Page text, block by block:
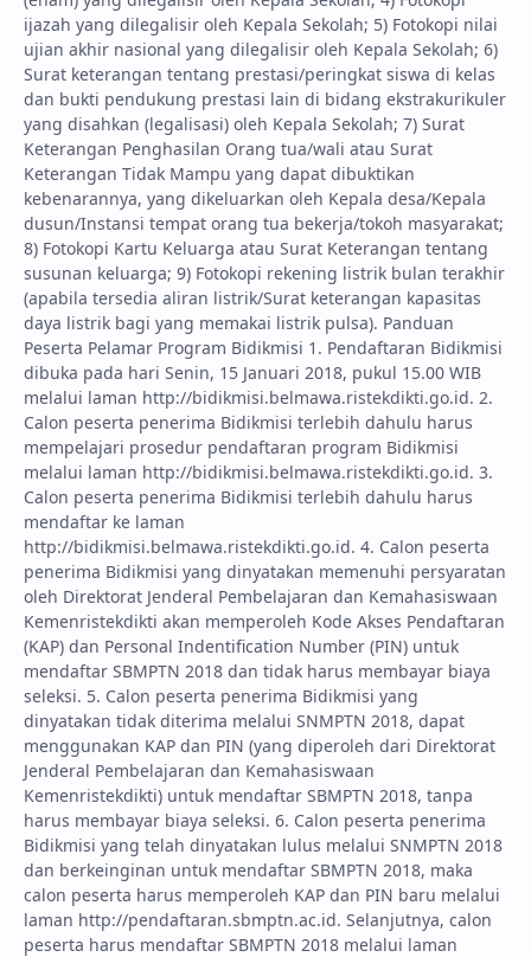
ijazah yang dilegalisir oleh Kepala Sekolah; 5) Fotokopi nilai
ujian akhir nasional yang dilegalisir oleh Kepala Sekolah; 6)
Surat keterangan tentang prestasi/peringkat siswa di kelas
dan bukti pendukung prestasi lain di bidang ekstrakurikuler
yang disahkan (legalisasi) oleh Kepala Sekolah; 7) Surat
Keterangan Penghasilan Orang tua/wali atau Surat
Keterangan Tidak Mampu yang dapat dibuktikan
kebenarannya, yang dikeluarkan oleh Kepala desa/Kepala
dusun/Instansi tempat orang tua bekerja/tokoh masyarakat;
8) Fotokopi Kartu Keluarga atau Surat Keterangan tentang
susunan keluarga; 9) Fotokopi rekening listrik bulan terakhir
(apabila tersedia aliran listrik/Surat keterangan kapasitas
daya listrik bagi yang memakai listrik pulsa). Panduan
Peserta Pelamar Program Bidikmisi 1. Pendaftaran Bidikmisi
dibuka pada hari Senin, 15 Januari 2018, pukul 15.00 WIB
melalui laman http://bidikmisi.belmawa.ristekdikti.go.id. 2.
Calon peserta penerima Bidikmisi terlebih dahulu harus
mempelajari prosedur pendaftaran program Bidikmisi
melalui laman http://bidikmisi.belmawa.ristekdikti.go.id. 3.
Calon peserta penerima Bidikmisi terlebih dahulu harus
mendaftar ke laman
http://bidikmisi.belmawa.ristekdikti.go.id. 4. Calon peserta
penerima Bidikmisi yang dinyatakan memenuhi persyaratan
oleh Direktorat Jenderal Pembelajaran dan Kemahasiswaan
Kemenristekdikti akan memperoleh Kode Akses Pendaftaran
(KAP) dan Personal Indentification Number (PIN) untuk
mendaftar SBMPTN 2018 dan tidak harus membayar biaya
seleksi. 5. Calon peserta penerima Bidikmisi yang
dinyatakan tidak diterima melalui SNMPTN 2018, dapat
menggunakan KAP dan PIN (yang diperoleh dari Direktorat
Jenderal Pembelajaran dan Kemahasiswaan
Kemenristekdikti) untuk mendaftar SBMPTN 2018, tanpa
harus membayar biaya seleksi. 6. Calon peserta penerima
Bidikmisi yang telah dinyatakan lulus melalui SNMPTN 2018
dan berkeinginan untuk mendaftar SBMPTN 2018, maka
calon peserta harus memperoleh KAP dan PIN baru melalui
laman http://pendaftaran.sbmptn.ac.id. Selanjutnya, calon
peserta harus mendaftar SBMPTN 2018 melalui laman